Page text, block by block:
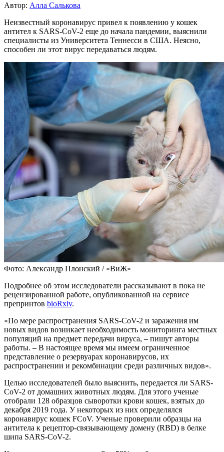
Автор: Алла Салькова
Неизвестный коронавирус привел к появлению у кошек
антител к SARS-CoV-2 еще до начала пандемии, выяснили
специалисты из Университета Теннесси в США. Неясно,
способен ли этот вирус передаваться людям.
Фото: Александр Плонский / «ВиЖ»
Подробнее об этом исследователи рассказывают в пока не
рецензированной работе, опубликованной на сервисе
препринтов bioRxiv.
«По мере распространения SARS-CoV-2 и заражения им
новых видов возникает необходимость мониторинга местных
популяций на предмет передачи вируса, – пишут авторы
работы. – В настоящее время мы имеем ограниченное
представление о резервуарах коронавирусов, их
распространении и рекомбинации среди различных видов».
Целью исследователей было выяснить, передается ли SARS-
CoV-2 от домашних животных людям. Для этого ученые
отобрали 128 образцов сыворотки крови кошек, взятых до
декабря 2019 года. У некоторых из них определялся
коронавирус кошек FCoV. Ученые проверили образцы на
антитела к рецептор-связывающему домену (RBD) в белке
шипа SARS-CoV-2.